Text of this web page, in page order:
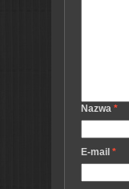
Nazwa *
E-mail *